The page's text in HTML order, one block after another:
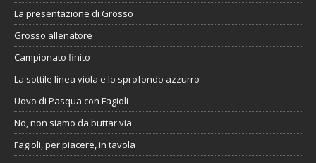
La presentazione di Grosso
Grosso allenatore
Campionato finito
La sottile linea viola e lo sprofondo azzurro
Uovo di Pasqua con Fagioli
No, non siamo da buttar via
Fagioli, per piacere, in tavola